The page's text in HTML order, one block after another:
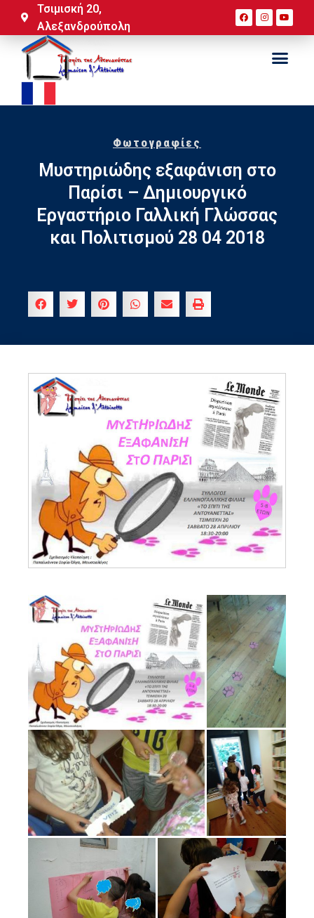
Τσιμισκή 20,
Αλεξανδρούπολη
Φωτογραφίες
Μυστηριώδης εξαφάνιση στο
Παρίσι – Δημιουργικό
Εργαστήριο Γαλλική Γλώσσας
και Πολιτισμού 28 04 2018